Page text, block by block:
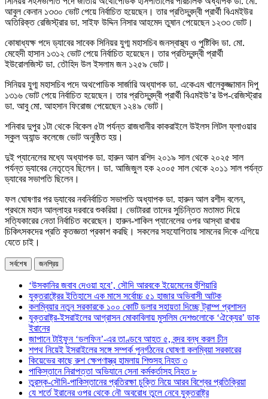
আবুল কেনান ১৩৩০ ভোট পেয়ে নির্বাচিত হয়েছেন। তার প্রতিদ্বন্দ্বী প্রার্থী বিএমইউর
অতিরিক্ত রেজিস্ট্রার ডা. সাইফ উদ্দিন নিসার আহমেদ তুষান পেয়েছেন ১২৩৩ ভোট।
কোষাধ্যক্ষ পদে ড্যাবের সাবেক সিনিয়র যুগ্ম মহাসচিব জনস্বাস্থ্য ও পুষ্টিবিদ ডা. মো.
মেহেদী হাসান ১৩১২ ভোট পেয়ে নির্বাচিত হয়েছেন। তার প্রতিদ্বন্দ্বী প্রার্থী
ইউরোলজিস্ট ডা. তৌহিদ উল ইসলাম জন ১২৫৯ ভোট।
সিনিয়র যুগ্ম মহাসচিব পদে অথপোডিক সার্জারি অধ্যাপক ডা. একেএম খালেকুজ্জামান দিপু
১৩১৬ ভোট পেয়ে নির্বাচিত হয়েছেন। তার প্রতিদ্বন্দ্বী প্রার্থী বিএমইউ’র উপ-রেজিস্ট্রার
ডা. আবু মো. আহসান ফিরোজ পেয়েছেন ১২৪৯ ভোট।
শনিবার দুপুর ১টা থেকে বিকেল ৫টা পর্যন্ত রাজধানীর কাকরাইলে উইলস লিটল ফ্লাওয়ার
স্কুল অ্যান্ড কলেজে ভোট অনুষ্ঠিত হয়।
দুই প্যানেলের মধ্যে অধ্যাপক ডা. হারুন আল রশিদ ২০১৯ সাল থেকে ২০২৫ সাল
পর্যন্ত ড্যাবের নেতৃত্বে ছিলেন। ডা. আজিজুল হক ২০০৫ সাল থেকে ২০১১ সাল পর্যন্ত
ড্যাবের সভাপতি ছিলেন।
ফল ঘোষণার পর ড্যাবের নবনির্বাচিত সভাপতি অধ্যাপক ডা. হারুন আল রশীদ বলেন,
প্রথমে মহান আল্লাহর দরবারে শুকরিয়া। ভোটাররা তাদের সুচিন্তিত মতামত দিয়ে
সত্যিকারের নেতা নির্বাচিত করেছেন। হারুন-শাকিল প্যানেলের ওপর আস্থা রাখায়
চিকিৎসকদের প্রতি কৃতজ্ঞতা প্রকাশ করছি। সকলের সহযোগিতায় সামনের দিকে এগিয়ে
যেতে চাই।
সর্বশেষ জনপ্রিয়
‘উসকানির জবাব দেওয়া হবে’, সৌদি আরবকে ইয়েমেনের হুঁশিয়ারি
যুক্তরাষ্ট্রের ইতিহাসে এক মাসে সর্বোচ্চ ৫১ হাজার অভিবাসী আটক
কলম্বিয়ার নতুন সরকারকে ১০০ কোটি ডলার সহায়তা দিচ্ছে ট্রাম্প প্রশাসন
যুক্তরাষ্ট্র-ইসরাইলের আগ্রাসন মোকাবিলায় মুসলিম দেশগুলোকে ‘ঐক্যের’ ডাক
ইরানের
জাপানে টাইফুন ‘ডলফিন’-এর তাণ্ডবে আহত ৫, বন্দর বন্ধ করল চীন
শপথ নিয়েই ইসরাইলের সঙ্গে সম্পর্ক পুনর্গঠনের ঘোষণা কলম্বিয়া সরকারের
কিয়েভের কাছে রুশ ক্ষেপণাস্ত্র হামলায় শিশুসহ নিহত ৩
পাকিস্তানে নিরাপত্তা অভিযানে সেনা কর্মকর্তাসহ নিহত ৮
তুরস্ক-সৌদি-পাকিস্তানের প্রতিরক্ষা চুক্তি নিয়ে আরব বিশ্বের প্রতিক্রিয়া
যে শর্তে ইরানের ওপর থেকে নৌ অবরোধ তুলে নেবে যুক্তরাষ্ট্র